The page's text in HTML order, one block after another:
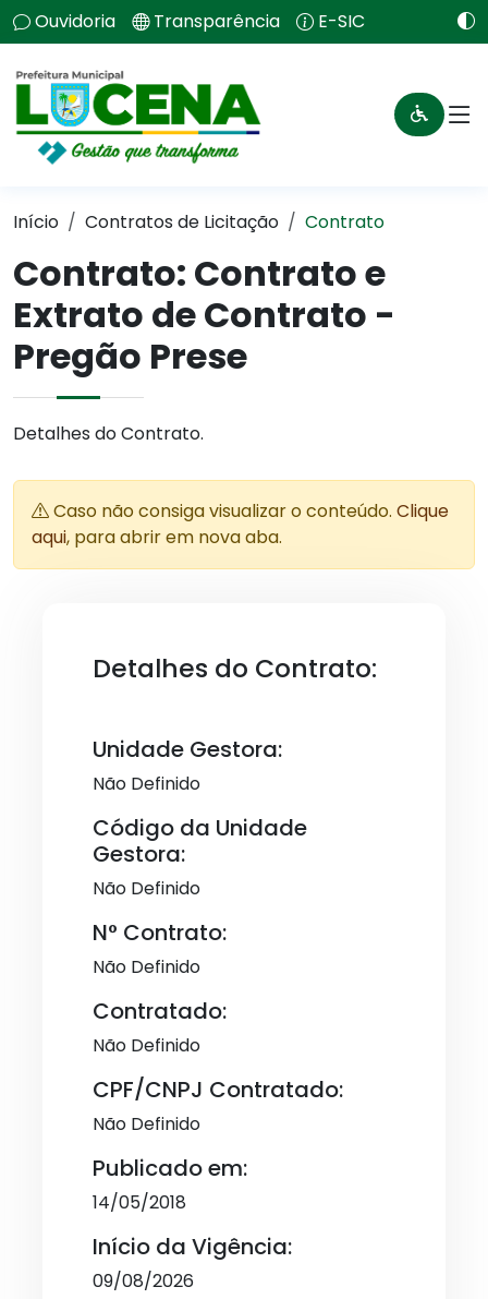
Ouvidoria Transparência E-SIC
Início Contratos de Licitação Contrato
Contrato: Contrato e
Extrato de Contrato -
Pregão Prese
Detalhes do Contrato.
Caso não consiga visualizar o conteúdo. Clique
aqui, para abrir em nova aba.
Detalhes do Contrato:
Unidade Gestora:
Não Definido
Código da Unidade
Gestora:
Não Definido
N° Contrato:
Não Definido
Contratado:
Não Definido
CPF/CNPJ Contratado:
Não Definido
Publicado em:
14/05/2018
Início da Vigência:
09/08/2026